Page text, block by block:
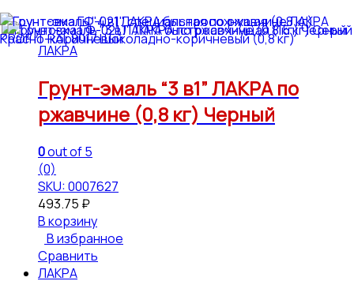
ЛАКРА
Грунт-эмаль “3 в1” ЛАКРА по
ржавчине (0,8 кг) Черный
0out of 5
(0)
SKU: 0007627
493.75 ₽
В корзину
В избранное
Сравнить
ЛАКРА